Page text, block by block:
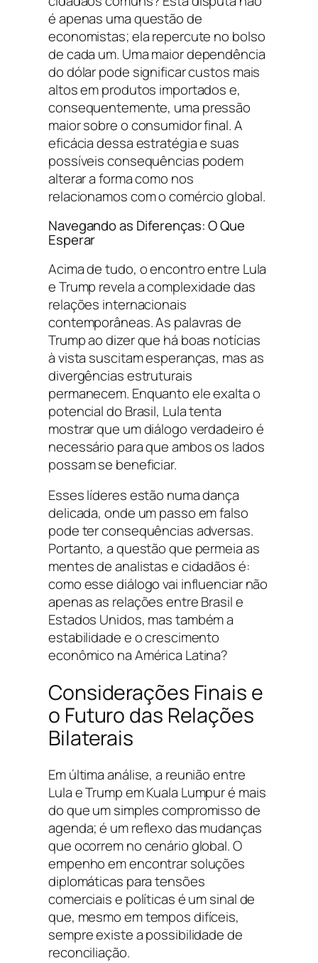
é apenas uma questão de
economistas; ela repercute no bolso
de cada um. Uma maior dependência
do dólar pode significar custos mais
altos em produtos importados e,
consequentemente, uma pressão
maior sobre o consumidor final. A
eficácia dessa estratégia e suas
possíveis consequências podem
alterar a forma como nos
relacionamos com o comércio global.
Navegando as Diferenças: O Que
Esperar
Acima de tudo, o encontro entre Lula
e Trump revela a complexidade das
relações internacionais
contemporâneas. As palavras de
Trump ao dizer que há boas notícias
à vista suscitam esperanças, mas as
divergências estruturais
permanecem. Enquanto ele exalta o
potencial do Brasil, Lula tenta
mostrar que um diálogo verdadeiro é
necessário para que ambos os lados
possam se beneficiar.
Esses líderes estão numa dança
delicada, onde um passo em falso
pode ter consequências adversas.
Portanto, a questão que permeia as
mentes de analistas e cidadãos é:
como esse diálogo vai influenciar não
apenas as relações entre Brasil e
Estados Unidos, mas também a
estabilidade e o crescimento
econômico na América Latina?
Considerações Finais e
o Futuro das Relações
Bilaterais
Em última análise, a reunião entre
Lula e Trump em Kuala Lumpur é mais
do que um simples compromisso de
agenda; é um reflexo das mudanças
que ocorrem no cenário global. O
empenho em encontrar soluções
diplomáticas para tensões
comerciais e políticas é um sinal de
que, mesmo em tempos difíceis,
sempre existe a possibilidade de
reconciliação.